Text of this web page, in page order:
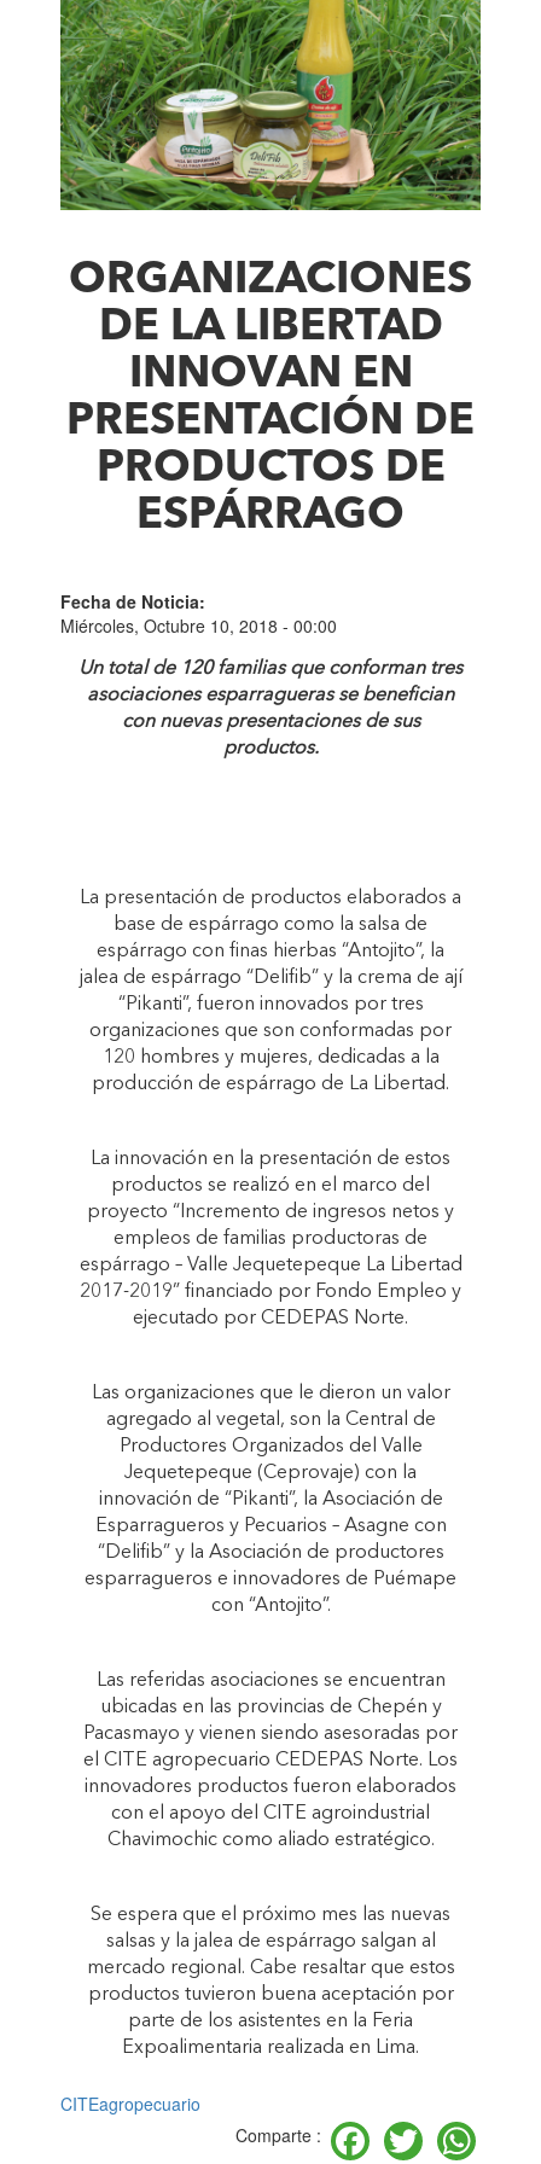
ORGANIZACIONES
DE LA LIBERTAD
INNOVAN EN
PRESENTACIÓN DE
PRODUCTOS DE
ESPÁRRAGO
Fecha de Noticia:
Miércoles, Octubre 10, 2018 - 00:00
Un total de 120 familias que conforman tres
asociaciones esparragueras se benefician
con nuevas presentaciones de sus
productos.
La presentación de productos elaborados a
base de espárrago como la salsa de
espárrago con finas hierbas “Antojito”, la
jalea de espárrago “Delifib” y la crema de ají
“Pikanti”, fueron innovados por tres
organizaciones que son conformadas por
120 hombres y mujeres, dedicadas a la
producción de espárrago de La Libertad.
La innovación en la presentación de estos
productos se realizó en el marco del
proyecto “Incremento de ingresos netos y
empleos de familias productoras de
espárrago – Valle Jequetepeque La Libertad
2017-2019” financiado por Fondo Empleo y
ejecutado por CEDEPAS Norte.
Las organizaciones que le dieron un valor
agregado al vegetal, son la Central de
Productores Organizados del Valle
Jequetepeque (Ceprovaje) con la
innovación de “Pikanti”, la Asociación de
Esparragueros y Pecuarios – Asagne con
“Delifib” y la Asociación de productores
esparragueros e innovadores de Puémape
con “Antojito”.
Las referidas asociaciones se encuentran
ubicadas en las provincias de Chepén y
Pacasmayo y vienen siendo asesoradas por
el CITE agropecuario CEDEPAS Norte. Los
innovadores productos fueron elaborados
con el apoyo del CITE agroindustrial
Chavimochic como aliado estratégico.
Se espera que el próximo mes las nuevas
salsas y la jalea de espárrago salgan al
mercado regional. Cabe resaltar que estos
productos tuvieron buena aceptación por
parte de los asistentes en la Feria
Expoalimentaria realizada en Lima.
CITEagropecuario
Comparte :
Facebook
Twitter